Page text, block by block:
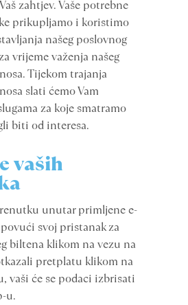
zahtjev. Vaše potrebne
prikupljamo i koristimo
našeg poslovnog
vrijeme važenja našeg
Tijekom trajanja
slati ćemo Vam
za koje smatramo
biti od interesa.
vaših
unutar primljene e-
svoj pristanak za
biltena klikom na vezu na
pretplatu klikom na
vaši će se podaci izbrisati
u.